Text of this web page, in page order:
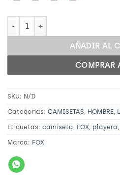
FOX HEAD SS PREM TEE cantidad
AÑADIR AL
COMPRAR
SKU: N/D
Categorías: CAMISETAS, HOMBRE,
Etiquetas: camiseta, FOX, playera,
Marca: FOX